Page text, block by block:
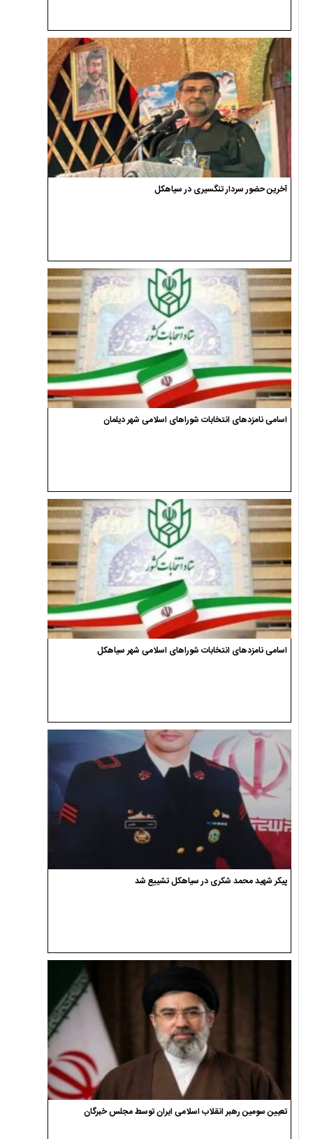
آخرین حضور سردار تنگسیری در سیاهکل
اسامی نامزدهای انتخابات شوراهای اسلامی شهر دیلمان
اسامی نامزدهای انتخابات شوراهای اسلامی شهر سیاهکل
پیکر شهید محمد شکری در سیاهکل تشییع شد
تعیین سومین رهبر انقلاب اسلامی ایران توسط مجلس خبرگان